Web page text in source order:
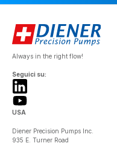
Always in the right flow!
Seguici su:
USA
Diener Precision Pumps Inc.
935 E. Turner Road